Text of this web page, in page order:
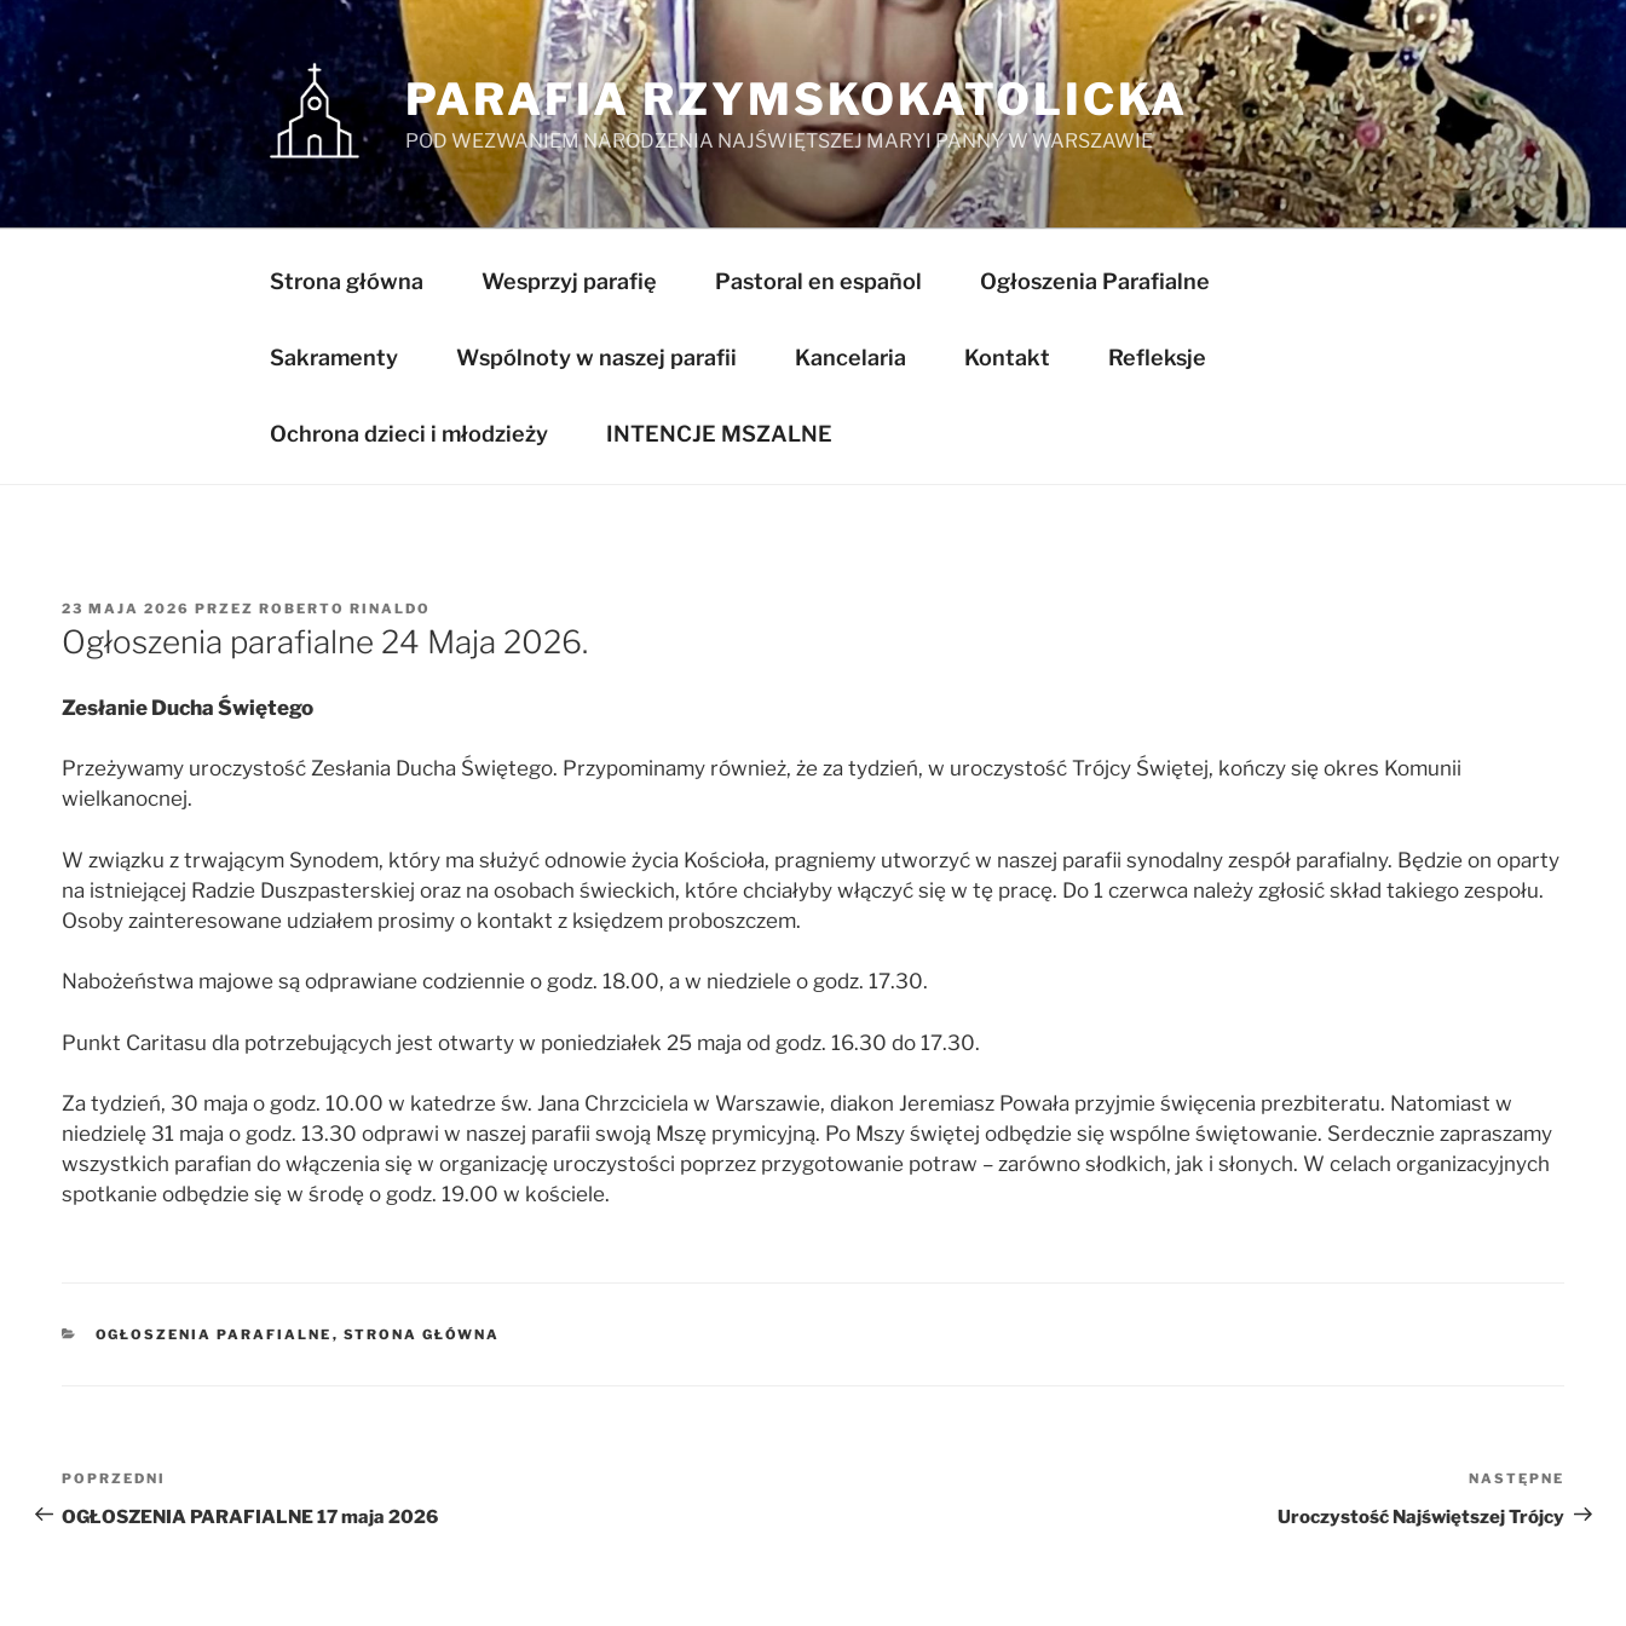
Przejdź
do
treści
PARAFIA RZYMSKOKATOLICKA
POD WEZWANIEM NARODZENIA NAJŚWIĘTSZEJ MARYI PANNY W WARSZAWIE
Strona główna Wesprzyj parafię Pastoral en español Ogłoszenia Parafialne
Sakramenty Wspólnoty w naszej parafii Kancelaria Kontakt Refleksje
Ochrona dzieci i młodzieży INTENCJE MSZALNE
OPUBLIKOWANE
W
23 MAJA 2026 PRZEZ ROBERTO RINALDO
Ogłoszenia parafialne 24 Maja 2026.
Zesłanie Ducha Świętego
Przeżywamy uroczystość Zesłania Ducha Świętego. Przypominamy również, że za tydzień, w uroczystość Trójcy Świętej, kończy się okres Komunii
wielkanocnej.
W związku z trwającym Synodem, który ma służyć odnowie życia Kościoła, pragniemy utworzyć w naszej parafii synodalny zespół parafialny. Będzie on oparty
na istniejącej Radzie Duszpasterskiej oraz na osobach świeckich, które chciałyby włączyć się w tę pracę. Do 1 czerwca należy zgłosić skład takiego zespołu.
Osoby zainteresowane udziałem prosimy o kontakt z księdzem proboszczem.
Nabożeństwa majowe są odprawiane codziennie o godz. 18.00, a w niedziele o godz. 17.30.
Punkt Caritasu dla potrzebujących jest otwarty w poniedziałek 25 maja od godz. 16.30 do 17.30.
Za tydzień, 30 maja o godz. 10.00 w katedrze św. Jana Chrzciciela w Warszawie, diakon Jeremiasz Powała przyjmie święcenia prezbiteratu. Natomiast w
niedzielę 31 maja o godz. 13.30 odprawi w naszej parafii swoją Mszę prymicyjną. Po Mszy świętej odbędzie się wspólne świętowanie. Serdecznie zapraszamy
wszystkich parafian do włączenia się w organizację uroczystości poprzez przygotowanie potraw – zarówno słodkich, jak i słonych. W celach organizacyjnych
spotkanie odbędzie się w środę o godz. 19.00 w kościele.
KATEGORIE
OGŁOSZENIA PARAFIALNE , STRONA GŁÓWNA
Nawigacja
wpisu
Poprzedni
wpis
POPRZEDNI
OGŁOSZENIA PARAFIALNE 17 maja 2026
wpis
NASTĘPNE
Uroczystość Najświętszej Trójcy